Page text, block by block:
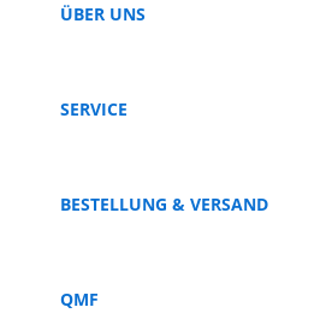
ÜBER UNS
SERVICE
BESTELLUNG & VERSAND
QMF